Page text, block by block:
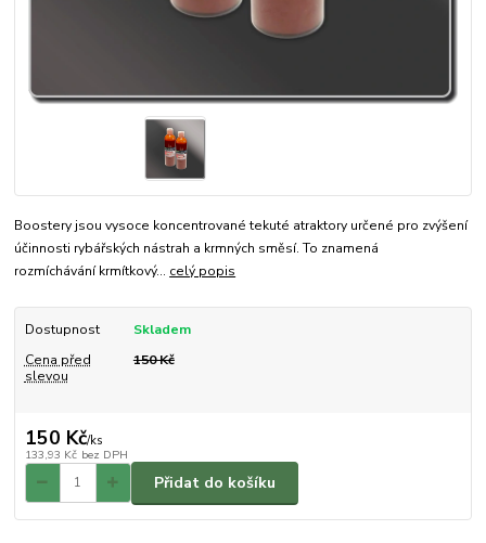
Boostery jsou vysoce koncentrované tekuté atraktory určené pro zvýšení
účinnosti rybářských nástrah a krmných směsí. To znamená
rozmíchávání krmítkový... celý popis
Dostupnost
Skladem
Cena před
slevou
150 Kč
150 Kč/ks
133,93 Kč bez DPH
Přidat do košíku